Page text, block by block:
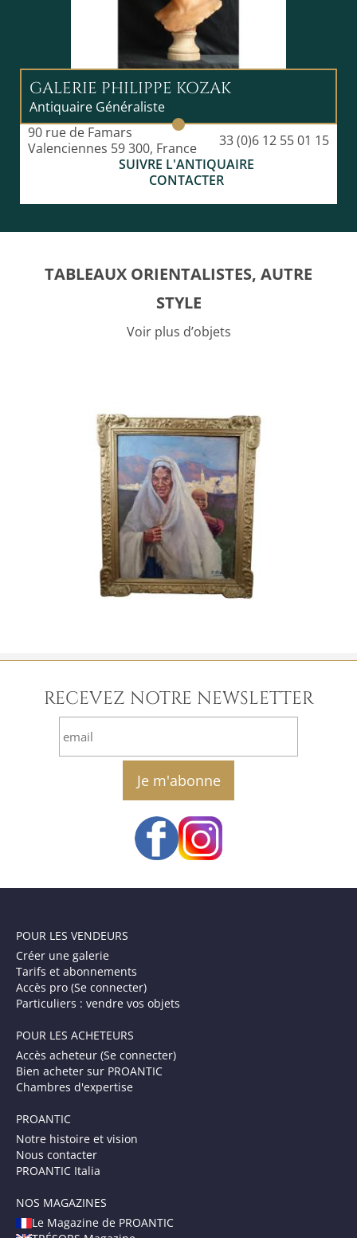
GALERIE PHILIPPE KOZAK
Antiquaire Généraliste
90 rue de Famars
Valenciennes 59 300, France
33 (0)6 12 55 01 15
SUIVRE L'ANTIQUAIRE
CONTACTER
TABLEAUX ORIENTALISTES, AUTRE
STYLE
Voir plus d’objets
RECEVEZ NOTRE NEWSLETTER
email
POUR LES VENDEURS
Créer une galerie
Tarifs et abonnements
Accès pro (Se connecter)
Particuliers : vendre vos objets
POUR LES ACHETEURS
Accès acheteur (Se connecter)
Bien acheter sur PROANTIC
Chambres d'expertise
PROANTIC
Notre histoire et vision
Nous contacter
PROANTIC Italia
NOS MAGAZINES
Le Magazine de PROANTIC